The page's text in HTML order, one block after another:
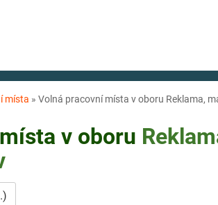
místa » Volná pracovní místa v oboru Reklama,
v oboru